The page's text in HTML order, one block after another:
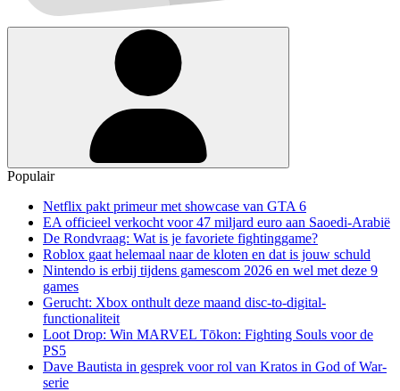
Populair
Netflix pakt primeur met showcase van GTA 6
EA officieel verkocht voor 47 miljard euro aan Saoedi-Arabië
De Rondvraag: Wat is je favoriete fightinggame?
Roblox gaat helemaal naar de kloten en dat is jouw schuld
Nintendo is erbij tijdens gamescom 2026 en wel met deze 9
games
Gerucht: Xbox onthult deze maand disc-to-digital-
functionaliteit
Loot Drop: Win MARVEL Tōkon: Fighting Souls voor de
PS5
Dave Bautista in gesprek voor rol van Kratos in God of War-
serie